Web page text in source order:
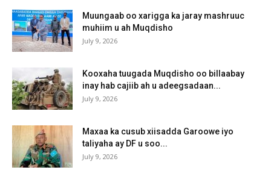
Muungaab oo xarigga ka jaray mashruuc
muhiim u ah Muqdisho
July 9, 2026
Kooxaha tuugada Muqdisho oo billaabay
inay hab cajiib ah u adeegsadaan...
July 9, 2026
Maxaa ka cusub xiisadda Garoowe iyo
taliyaha ay DF u soo...
July 9, 2026